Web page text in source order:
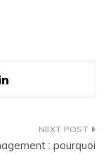
: pourquoi